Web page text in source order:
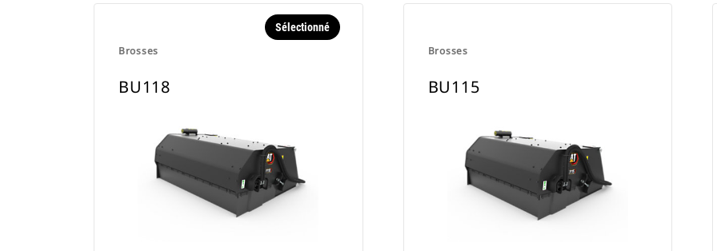
Brosses
Sélectionné
BU118
Brosses
BU115